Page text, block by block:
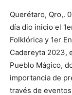
Querétaro, Qro,.
día dio inicio el
Folklórica y 1er
Cadereyta 2023,
Pueblo Mágico,
importancia de
través de